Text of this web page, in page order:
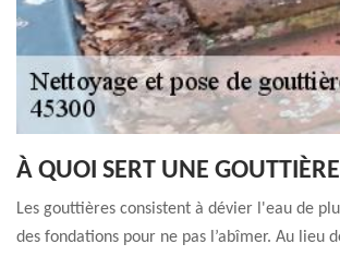
À QUOI SERT UNE
Les gouttières consistent à dévier l'eau de
des fondations pour ne pas l’abîmer. Au lieu